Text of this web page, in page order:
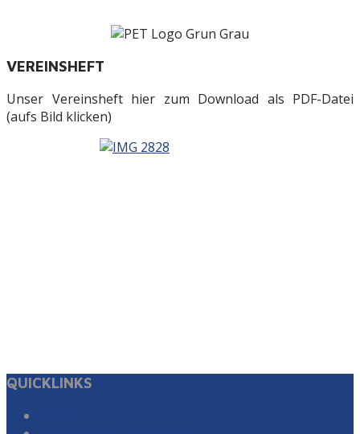
VEREINSHEFT
Unser Vereinsheft hier zum Download als PDF-Datei
(aufs Bild klicken)
QUICKLINKS